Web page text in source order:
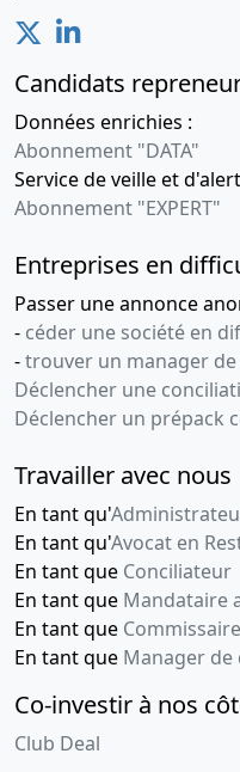
Candidats
Données enrichies :
Abonnement "DATA"
Service de veille et
Abonnement "EXPERT"
Entreprises en
Passer une annonce
- céder une société en
-trouver un manager de
Déclencher une
Déclencher un prépack
Travailler avec nous
En tant qu'
En tant qu'Avocat en
En tant que Conciliateur
En tant que Mandataire
En tant que
En tant que Manager de
Co-investir à nos
Club Deal